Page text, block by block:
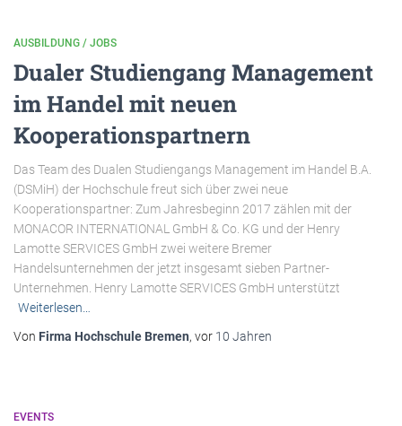
AUSBILDUNG / JOBS
Dualer Studiengang Management
im Handel mit neuen
Kooperationspartnern
Das Team des Dualen Studiengangs Management im Handel B.A.
(DSMiH) der Hochschule freut sich über zwei neue
Kooperationspartner: Zum Jahresbeginn 2017 zählen mit der
MONACOR INTERNATIONAL GmbH & Co. KG und der Henry
Lamotte SERVICES GmbH zwei weitere Bremer
Handelsunternehmen der jetzt insgesamt sieben Partner-
Unternehmen. Henry Lamotte SERVICES GmbH unterstützt
Weiterlesen…
Von Firma Hochschule Bremen, vor 10 Jahren
EVENTS